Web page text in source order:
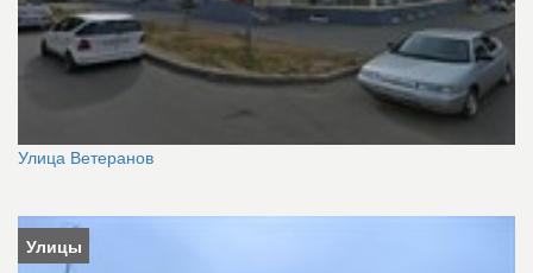
Улица Ветеранов
Улицы